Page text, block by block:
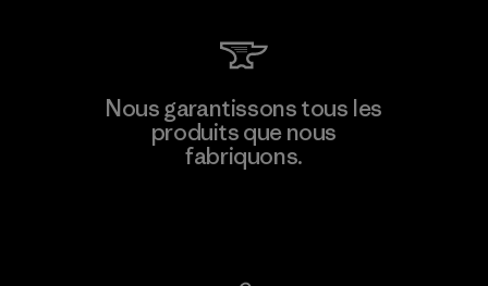
Atlanta Garment Manufacturing
Company
Nous garantissons tous les
produits que nous
fabriquons.